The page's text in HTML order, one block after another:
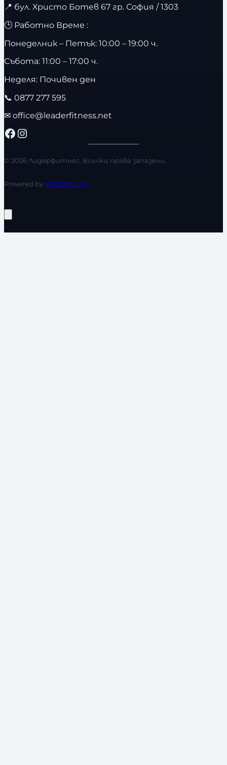
📍 бул. Христо Ботев 67 гр. София / 1303
🕒 Работно Време :
Понеделник – Петък: 10:00 – 19:00 ч.
Събота: 11:00 – 17:00 ч.
Неделя: Почивен ден
📞 0877 277 595
✉ office@leaderfitness.net
Facebook Instagram
© 2026 Лидерфитнес. Всички права запазени.
Powered byWebStation™